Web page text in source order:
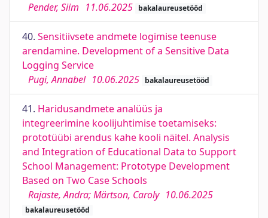
Pender, Siim 11.06.2025 bakalaureusetööd
40. Sensitiivsete andmete logimise teenuse
arendamine. Development of a Sensitive Data
Logging Service
Pugi, Annabel 10.06.2025 bakalaureusetööd
41. Haridusandmete analüüs ja
integreerimine koolijuhtimise toetamiseks:
prototüübi arendus kahe kooli näitel. Analysis
and Integration of Educational Data to Support
School Management: Prototype Development
Based on Two Case Schools
Rajaste, Andra; Märtson, Caroly 10.06.2025
bakalaureusetööd